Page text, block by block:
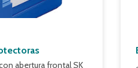
abertura frontal SK